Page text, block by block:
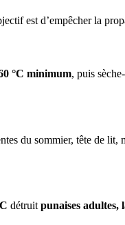
est d’empêcher la
°C minimum, puis
du sommier, tête de lit,
détruit punaises